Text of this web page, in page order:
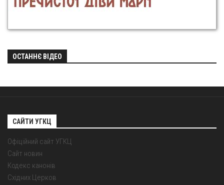
ОСТАННЄ ВІДЕО
САЙТИ УГКЦ
Офіційний сайт УГКЦ
Сайт новин
Кодекс канонів
Східних Церков